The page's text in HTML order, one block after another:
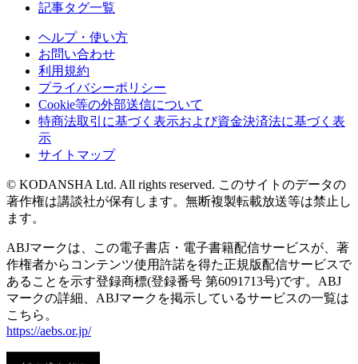
記事タグ一覧
ヘルプ・使い方
お問い合わせ
利用規約
プライバシーポリシー
Cookie等の外部送信について
特商法取引に基づく表示および資金決済法に基づく表
示
サイトマップ
© KODANSHA Ltd. All rights reserved. このサイトのデータの
著作権は講談社が保有します。無断複製転載放送等は禁止し
ます。
ABJマークは、この電子書店・電子書籍配信サービスが、著
作権者からコンテンツ使用許諾を得た正規版配信サービスで
あることを示す登録商標(登録番号 第6091713号)です。ABJ
マークの詳細、ABJマークを掲示しているサービスの一覧は
こちら。
https://aebs.or.jp/